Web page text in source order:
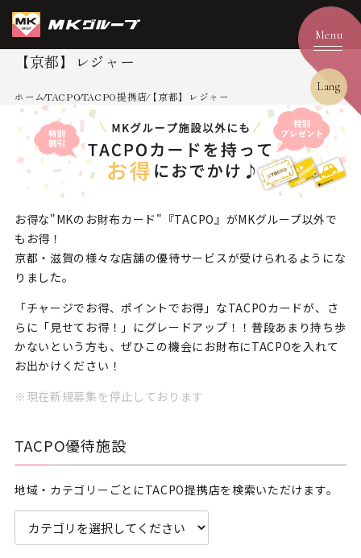
Lang
【京都】レジャー
ホームTACPOTACPO提携店【京都】レジャー
お得な"MKのお財布カード"『TACPO』がMKグループ以外で
もお得！
京都・滋賀の様々な店舗の優待サービスが受けられるようにな
りました。
「チャージでお得、ポイントでお得」なTACPOカードが、
さ
らに「見せてお得！」にグレードアップ！！ 普段あまり持ち歩
かないという方も、ぜひこの機会にお財布にTACPOを入れて
お出かけください！
※現在新規募集を停止しております
TACPO優待施設
地域・カテゴリーごとにTACPO提携店を検索いただけます。